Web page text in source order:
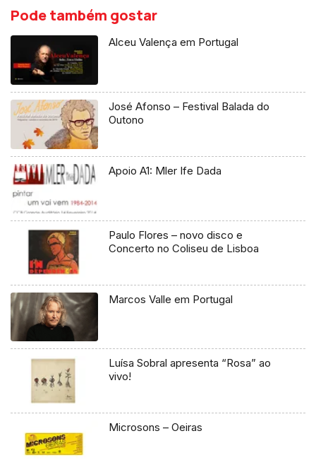
Pode também gostar
Alceu Valença em Portugal
José Afonso – Festival Balada do
Outono
Apoio A1: Mler Ife Dada
Paulo Flores – novo disco e
Concerto no Coliseu de Lisboa
Marcos Valle em Portugal
Luísa Sobral apresenta “Rosa” ao
vivo!
Microsons – Oeiras